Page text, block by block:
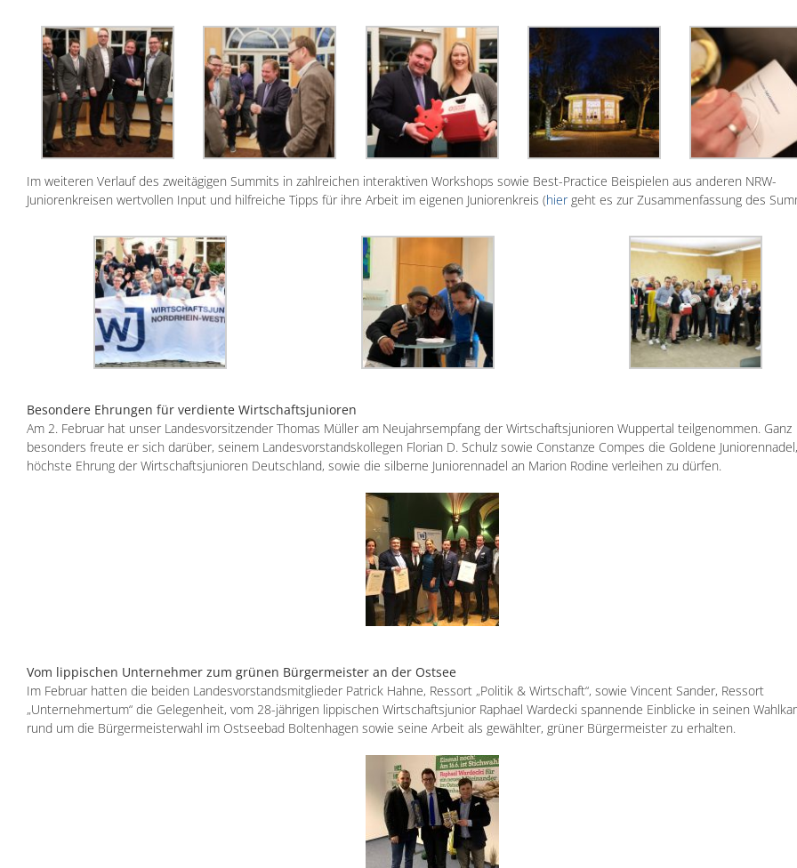
Im weiteren Verlauf des zweitägigen Summits in zahlreichen interaktiven Workshops sowie Best-Practice Beispielen aus anderen NRW-
Juniorenkreisen wertvollen Input und hilfreiche Tipps für ihre Arbeit im eigenen Juniorenkreis (hiergeht es zur Zusammenfassung des
Besondere Ehrungen für verdiente Wirtschaftsjunioren
Am 2. Februar hat unser Landesvorsitzender Thomas Müller am Neujahrsempfang der Wirtschaftsjunioren Wuppertal teilgenommen. Ganz
besonders freute er sich darüber, seinem Landesvorstandskollegen Florian D. Schulz sowie Constanze Compes die Goldene
höchste Ehrung der Wirtschaftsjunioren Deutschland, sowie die silberne Juniorennadel an Marion Rodine verleihen zu dürfen.
Vom lippischen Unternehmer zum grünen Bürgermeister an der Ostsee
Im Februar hatten die beiden Landesvorstandsmitglieder Patrick Hahne, Ressort „Politik & Wirtschaft“, sowie Vincent Sander, Ressort
„Unternehmertum“ die Gelegenheit, vom 28-jährigen lippischen Wirtschaftsjunior Raphael Wardecki spannende Einblicke in seinen
rund um die Bürgermeisterwahl im Ostseebad Boltenhagen sowie seine Arbeit als gewählter, grüner Bürgermeister zu erhalten.